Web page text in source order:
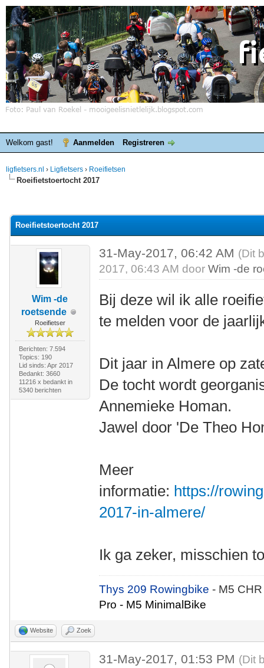
Welkom gast! Aanmelden Registreren
ligfietsers.nl › Ligfietsers › Roeifietsen
Roeifietstoertocht 2017
Roeifietstoertocht 2017
Wim -de
roetsende
Roeifietser
Berichten: 7.594
Topics: 190
Lid sinds: Apr 2017
Bedankt: 3660
11216 x bedankt in
5340 berichten
31-May-2017, 06:42 AM (Dit
2017, 06:43 AM doorWim -de
Bij deze wil ik alle
te melden voor de
Dit jaar in Almere op
De tocht wordt
Annemieke Homan.
Jawel door 'De Theo
Meer
informatie: https://
2017-in-almere/
Ik ga zeker, misschien
Thys 209 Rowingbike- M5
Pro - M5 MinimalBike
Website Zoek
31-May-2017, 01:53 PM (Dit